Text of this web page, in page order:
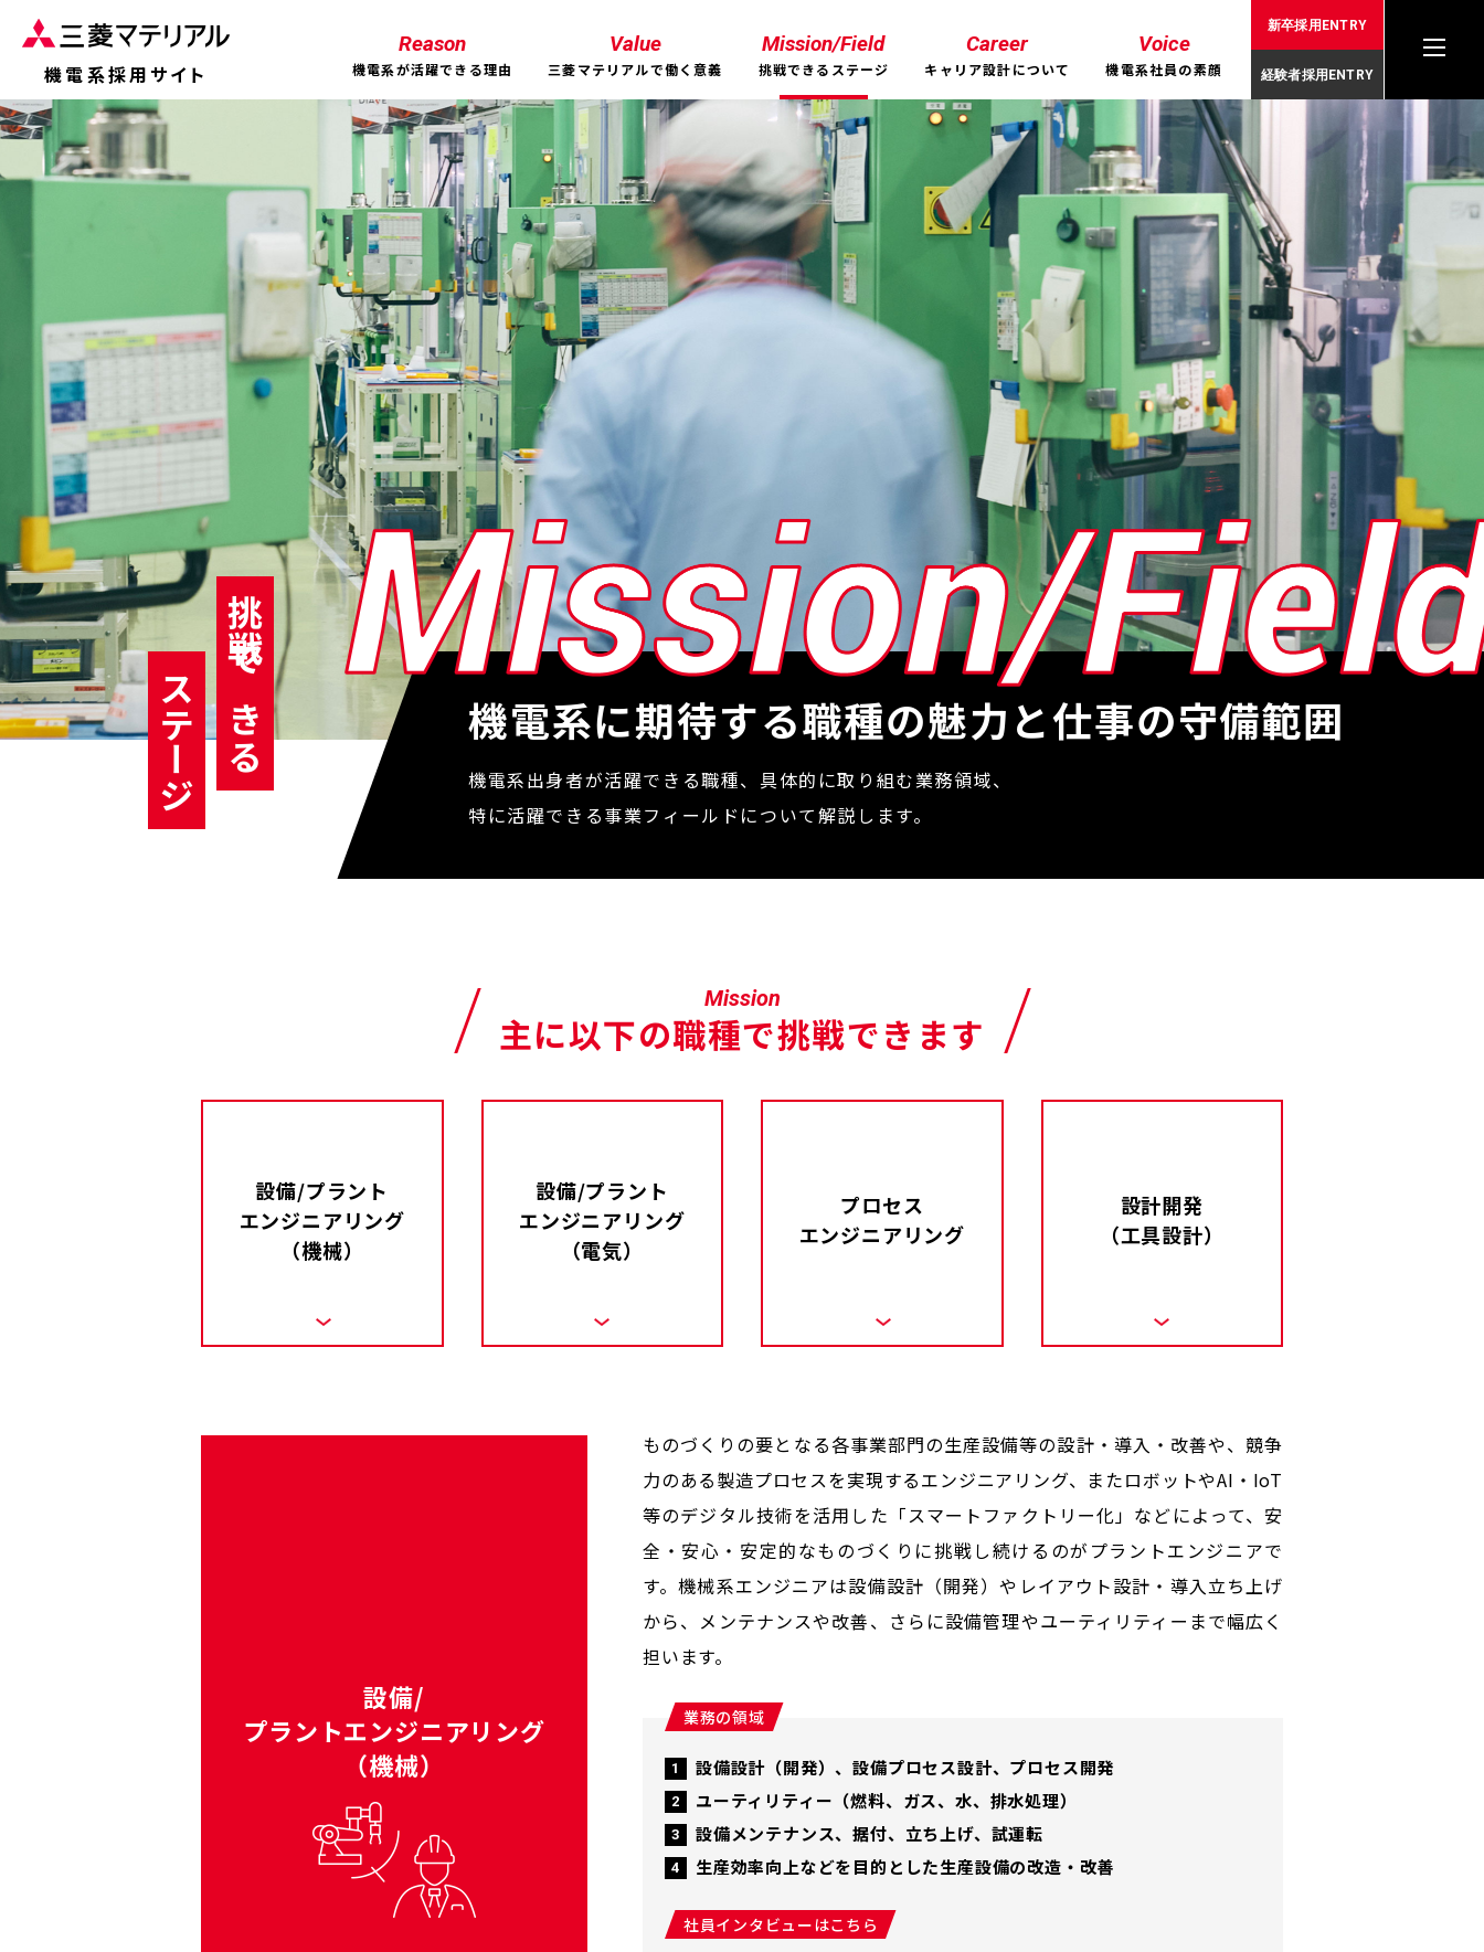
機電系採用サイト
Reason
機電系が活躍できる理由
Value
三菱マテリアルで働く意義
Mission/Field
挑戦できるステージ
Career
キャリア設計について
Voice
機電系社員の素顔
新卒採用ENTRY
経験者採用ENTRY
挑戦できる
ステージ 機電系に期待する職種の魅力と仕事の守備範囲
機電系出身者が活躍できる職種、具体的に取り組む業務領域、
特に活躍できる事業フィールドについて解説します。
Mission
主に以下の職種で挑戦できます
設備/プラント
エンジニアリング
（機械）
設備/プラント
エンジニアリング
（電気）
プロセス
エンジニアリング
設計開発
（工具設計）
設備/
プラントエンジニアリング
（機械）
ものづくりの要となる各事業部門の生産設備等の設計・導入・改善や、競争
力のある製造プロセスを実現するエンジニアリング、またロボットやAI・IoT
等のデジタル技術を活用した「スマートファクトリー化」などによって、安
全・安心・安定的なものづくりに挑戦し続けるのがプラントエンジニアで
す。機械系エンジニアは設備設計（開発）やレイアウト設計・導入立ち上げ
から、メンテナンスや改善、さらに設備管理やユーティリティーまで幅広く
担います。
業務の領域
設備設計（開発）、設備プロセス設計、プロセス開発
ユーティリティー（燃料、ガス、水、排水処理）
設備メンテナンス、据付、立ち上げ、試運転
生産効率向上などを目的とした生産設備の改造・改善
社員インタビューはこちら